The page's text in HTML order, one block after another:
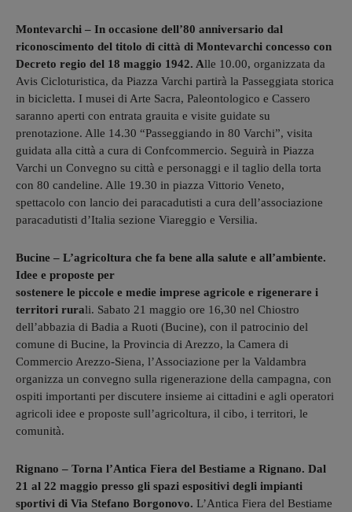
Montevarchi – In occasione dell’80 anniversario dal
riconoscimento del titolo di città di Montevarchi concesso con
Decreto regio del 18 maggio 1942. Alle 10.00, organizzata da
Avis Cicloturistica, da Piazza Varchi partirà la Passeggiata storica
in bicicletta. I musei di Arte Sacra, Paleontologico e Cassero
saranno aperti con entrata grauita e visite guidate su
prenotazione. Alle 14.30 “Passeggiando in 80 Varchi”, visita
guidata alla città a cura di Confcommercio. Seguirà in Piazza
Varchi un Convegno su città e personaggi e il taglio della torta
con 80 candeline. Alle 19.30 in piazza Vittorio Veneto,
spettacolo con lancio dei paracadutisti a cura dell’associazione
paracadutisti d’Italia sezione Viareggio e Versilia.
Bucine – L’agricoltura che fa bene alla salute e all’ambiente.
Idee e proposte per
sostenere le piccole e medie imprese agricole e rigenerare i
territori rurali. Sabato 21 maggio ore 16,30 nel Chiostro
dell’abbazia di Badia a Ruoti (Bucine), con il patrocinio del
comune di Bucine, la Provincia di Arezzo, la Camera di
Commercio Arezzo-Siena, l’Associazione per la Valdambra
organizza un convegno sulla rigenerazione della campagna, con
ospiti importanti per discutere insieme ai cittadini e agli operatori
agricoli idee e proposte sull’agricoltura, il cibo, i territori, le
comunità.
Rignano – Torna l’Antica Fiera del Bestiame a Rignano. Dal
21 al 22 maggio presso gli spazi espositivi degli impianti
sportivi di Via Stefano Borgonovo. L’Antica Fiera del Bestiame